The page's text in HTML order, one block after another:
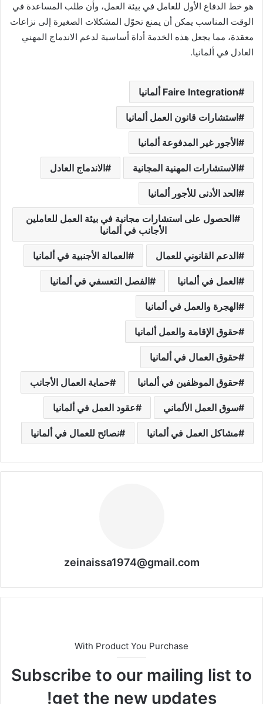
هو خط الدفاع الأول للعامل في بيئة العمل، وأن طلب المساعدة في
الوقت المناسب يمكن أن يمنع تحوّل المشكلات الصغيرة إلى نزاعات
معقدة، مما يجعل هذه الخدمة أداة أساسية لدعم الاندماج المهني
العادل في ألمانيا.
Faire Integration ألمانيا
استشارات قانون العمل ألمانيا
الأجور غير المدفوعة ألمانيا
الاستشارات المهنية المجانية الاندماج العادل
الحد الأدنى للأجور ألمانيا
الحصول على استشارات مجانية في بيئة العمل للعاملين
الأجانب في ألمانيا
الدعم القانوني للعمال العمالة الأجنبية في ألمانيا
العمل في ألمانيا الفصل التعسفي في ألمانيا
الهجرة والعمل في ألمانيا
حقوق الإقامة والعمل ألمانيا
حقوق العمال في ألمانيا
حقوق الموظفين في ألمانيا حماية العمال الأجانب
سوق العمل الألماني عقود العمل في ألمانيا
مشاكل العمل في ألمانيا نصائح للعمال في ألمانيا
zeinaissa1974@gmail.com
With Product You Purchase
Subscribe to our mailing list to
get the new updates!